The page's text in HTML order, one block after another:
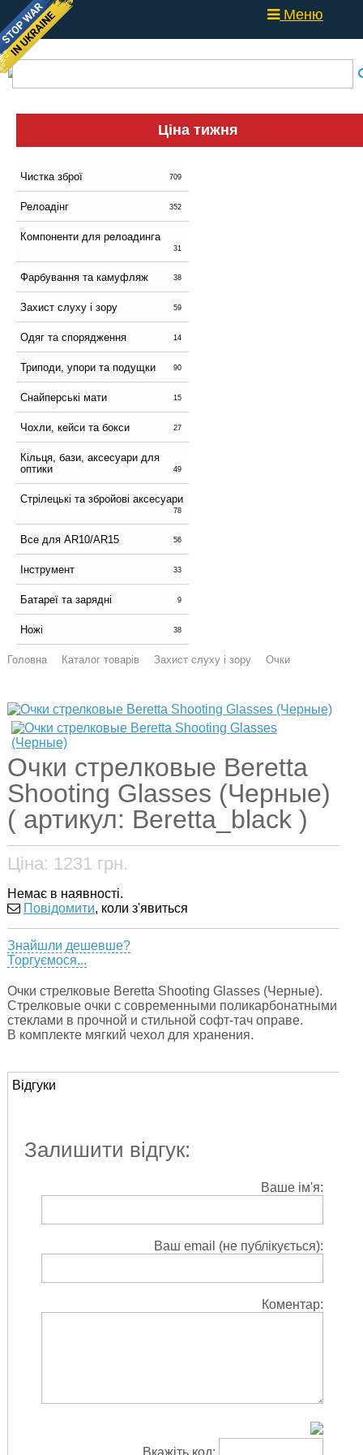
Меню
Ціна тижня
Чистка зброї 709
Релоадінг 352
Компоненти для релоадинга
31
Фарбування та камуфляж 38
Захист слуху і зору 59
Одяг та спорядження 14
Триподи, упори та подущки 90
Снайперські мати 15
Чохли, кейси та бокси 27
Кільця, бази, аксесуари для
оптики
49
Стрілецькі та збройові аксесуари
78
Все для AR10/AR15 56
Інструмент 33
Батареї та зарядні 9
Ножі 38
Головна Каталог товарів Захист слуху і зору Очки
Очки стрелковые Beretta
Shooting Glasses (Черные)
( артикул: Beretta_black )
Ціна: 1231 грн.
Немає в наявності.
Повідомити, коли з'явиться
Знайшли дешевше?
Торгуємося...
Очки стрелковые Beretta Shooting Glasses (Черные).
Стрелковые очки с современными поликарбонатными
стеклами в прочной и стильной софт-тач оправе.
В комплекте мягкий чехол для хранения.
Відгуки
Залишити відгук:
Ваше ім'я:
Ваш email (не публікується):
Коментар: